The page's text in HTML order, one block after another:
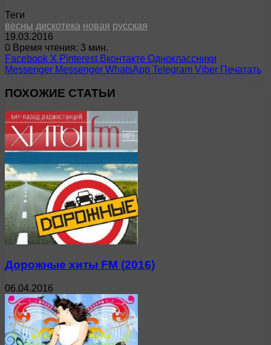
Теги
весны дискотека новая русская
19.03.2016
0 Время чтения: 3 мин.
Facebook X Pinterest Вконтакте Одноклассники
Messenger Messenger WhatsApp Telegram Viber Печатать
ПОХОЖИЕ СТАТЬИ
Дорожные хиты FM (2016)
06.04.2016